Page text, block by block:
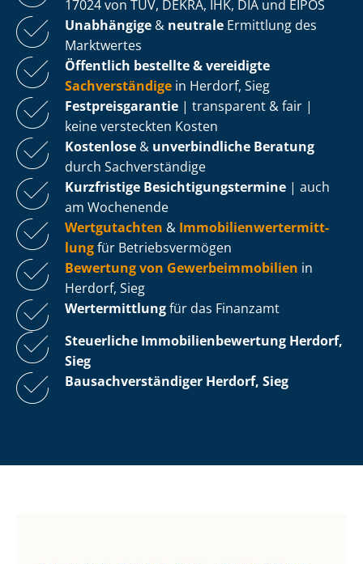
17024 von TÜV, DEKRA, IHK, DIA und EIPOS
Unabhängige & neutrale Ermittlung des
Marktwertes
Öffentlich bestellte & vereidigte
Sachverständige in Herdorf, Sieg
Fest­preis­ga­ran­tie | transparent & fair |
keine versteckten Kosten
Kostenlose & unverbindliche Beratung
durch Sachverständige
Kurzfristige Be­sich­ti­gungs­ter­mi­ne | auch
am Wochenende
Wertgutachten & Im­mo­bi­li­en­wert­ermitt­
lungfür Be­triebs­ver­mö­gen
Bewertung von Ge­wer­be­im­mo­bi­li­en in
Herdorf, Sieg
Wertermittlungfür das Finanzamt
Steuerliche Im­mo­bi­li­en­be­wer­tung Herdorf,
Sieg
Bau­sach­ver­stän­di­ger Herdorf, Sieg